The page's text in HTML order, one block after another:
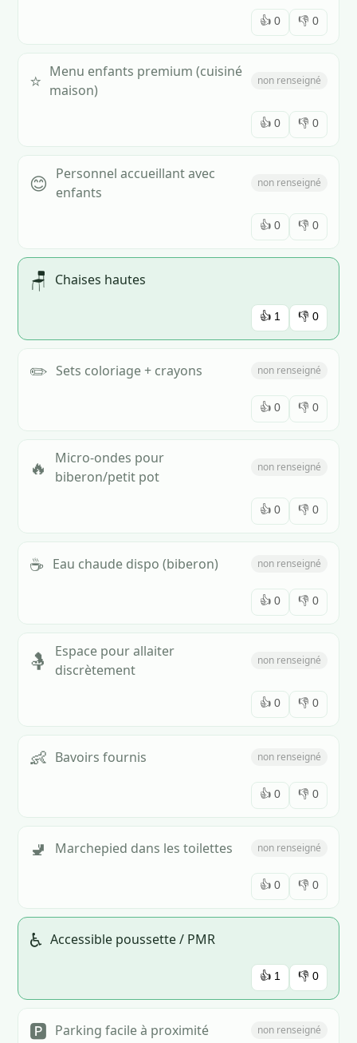
👍 0 👎 0
⭐ Menu enfants premium (cuisiné
maison)
non renseigné
👍 0 👎 0
😊 Personnel accueillant avec
enfants
non renseigné
👍 0 👎 0
🪑 Chaises hautes
👍 1 👎 0
✏️ Sets coloriage + crayons non renseigné
👍 0 👎 0
🔥
Micro-ondes pour
biberon/petit pot
non renseigné
👍 0 👎 0
☕ Eau chaude dispo (biberon) non renseigné
👍 0 👎 0
🤱
Espace pour allaiter
discrètement
non renseigné
👍 0 👎 0
👶 Bavoirs fournis non renseigné
👍 0 👎 0
🚽 Marchepied dans les toilettes non renseigné
👍 0 👎 0
♿ Accessible poussette / PMR
👍 1 👎 0
🅿️ Parking facile à proximité non renseigné